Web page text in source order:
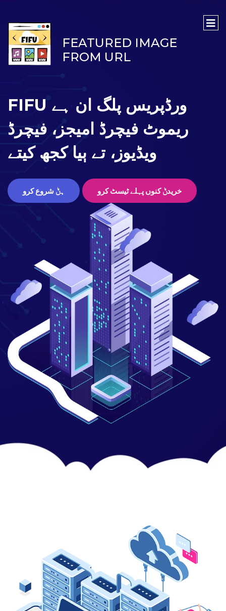
FEATURED IMAGE
FROM URL
FIFU ورڈپریس پلگ ان ہے
ریموٹ فیچرڈ امیجز، فیچرڈ
ویڈیوز، تے ٻیا کجھ کیتے
ہݨ شروع کرو خریدݨ کنوں پہلے ٹیسٹ کرو